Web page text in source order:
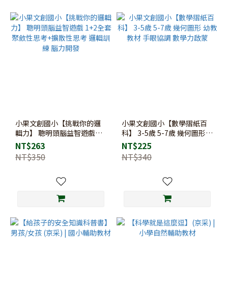
小果文創國小【挑戰你的邏
輯力】 聰明頭腦益智遊戲
1+2全套 聚斂性思考+擴散性
思考 邏輯訓練 腦力開發
NT$263
NT$350
小果文創國小【數學摺紙百
科】 3-5歲 5-7歲 幾何圖形
幼教教材 手眼協調 數學力啟
蒙
NT$225
NT$340